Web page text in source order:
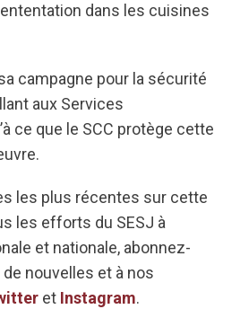
dans les cuisines
campagne pour la sécurité
aux Services
ce que le SCC protège cette
les plus récentes sur cette
les efforts du SESJ à
et nationale, abonnez-
nouvelles et à nos
et Instagram.